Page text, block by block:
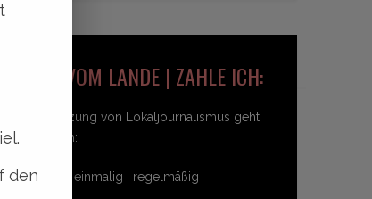
HEIDI VOM LANDE | ZAHLE ICH:
Unterstützung von Lokaljournalismus geht
so einfach:
freiwillig | einmalig | regelmäßig
den